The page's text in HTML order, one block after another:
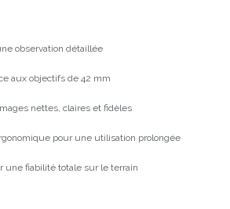
observation détaillée
aux objectifs de 42 mm
nettes, claires et fidèles
pour une utilisation prolongée
une fiabilité totale sur le terrain